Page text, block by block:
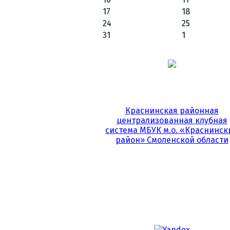
17
18
24
25
31
1
Краснинская районная
централизованная клубная
система МБУК м.о.
район» Смоленской области